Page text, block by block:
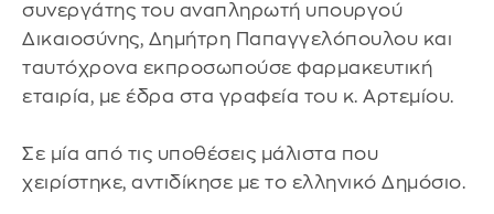
συνεργάτης του αναπληρωτή υπουργού
Δικαιοσύνης, Δημήτρη Παπαγγελόπουλου και
ταυτόχρονα εκπροσωπούσε φαρμακευτική
εταιρία, με έδρα στα γραφεία του κ. Αρτεμίου.
Σε μία από τις υποθέσεις μάλιστα που
χειρίστηκε, αντιδίκησε με το ελληνικό Δημόσιο.